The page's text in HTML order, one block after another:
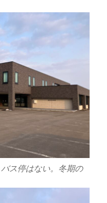
ス停はない。冬期の